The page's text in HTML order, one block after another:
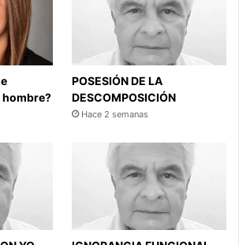
hombre?
POSESIÓN DE LA
DESCOMPOSICIÓN
Hace 2 semanas